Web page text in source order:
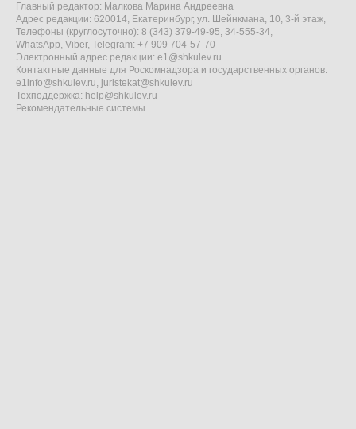
Главный редактор: Малкова Марина Андреевна
Адрес редакции: 620014, Екатеринбург, ул. Шейнкмана, 10, 3-й этаж,
Телефоны (круглосуточно): 8 (343) 379-49-95, 34-555-34,
WhatsApp, Viber, Telegram: +7 909 704-57-70
Электронный адрес редакции: e1@shkulev.ru
Контактные данные для Роскомнадзора и государственных органов:
e1info@shkulev.ru, juristekat@shkulev.ru
Техподдержка: help@shkulev.ru
Рекомендательные системы